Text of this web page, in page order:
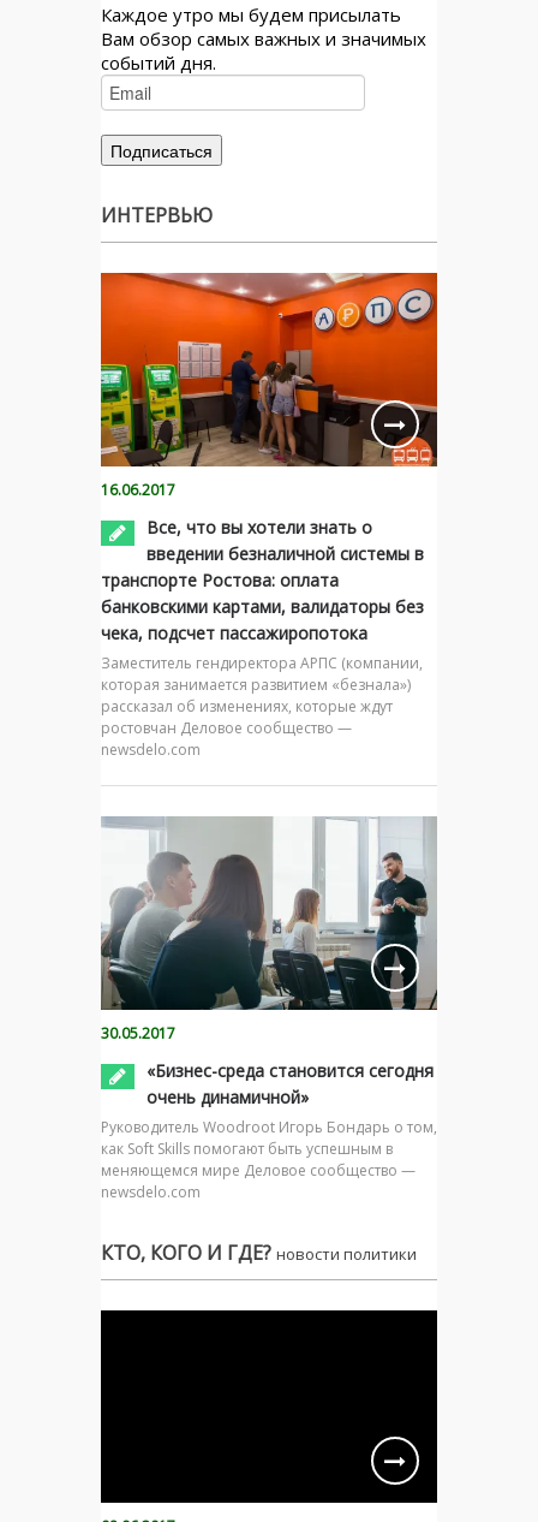
Каждое утро мы будем присылать
Вам обзор самых важных и значимых
событий дня.
ИНТЕРВЬЮ
16.06.2017
Все, что вы хотели знать о
введении безналичной системы в
транспорте Ростова: оплата
банковскими картами, валидаторы без
чека, подсчет пассажиропотока
Заместитель гендиректора АРПС (компании,
которая занимается развитием «безнала»)
рассказал об изменениях, которые ждут
ростовчан Деловое сообщество —
newsdelo.com
30.05.2017
«Бизнес-среда становится сегодня
очень динамичной»
Руководитель Woodroot Игорь Бондарь о том,
как Soft Skills помогают быть успешным в
меняющемся мире Деловое сообщество —
newsdelo.com
КТО, КОГО И ГДЕ? новости политики